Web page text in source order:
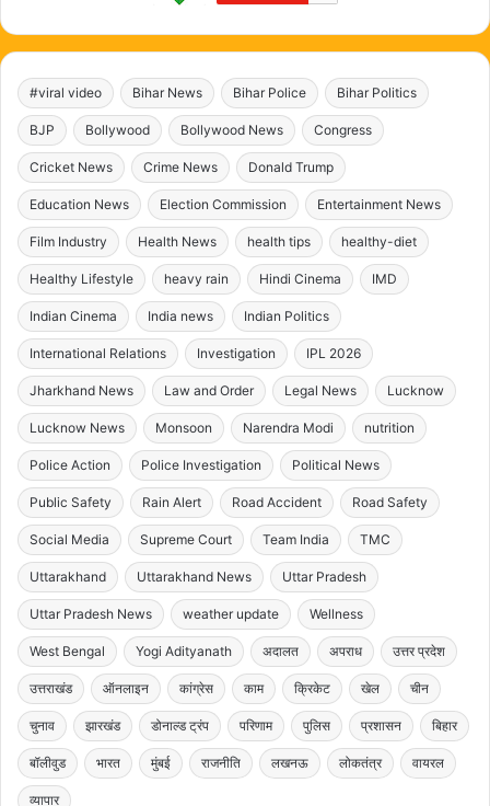
#viral video Bihar News Bihar Police Bihar Politics
BJP Bollywood Bollywood News Congress
Cricket News Crime News Donald Trump
Education News Election Commission Entertainment News
Film Industry Health News health tips healthy-diet
Healthy Lifestyle heavy rain Hindi Cinema IMD
Indian Cinema India news Indian Politics
International Relations Investigation IPL 2026
Jharkhand News Law and Order Legal News Lucknow
Lucknow News Monsoon Narendra Modi nutrition
Police Action Police Investigation Political News
Public Safety Rain Alert Road Accident Road Safety
Social Media Supreme Court Team India TMC
Uttarakhand Uttarakhand News Uttar Pradesh
Uttar Pradesh News weather update Wellness
West Bengal Yogi Adityanath अदालत अपराध उत्तर प्रदेश
उत्तराखंड ऑनलाइन कांग्रेस काम क्रिकेट खेल चीन
चुनाव झारखंड डोनाल्ड ट्रंप परिणाम पुलिस प्रशासन बिहार
बॉलीवुड भारत मुंबई राजनीति लखनऊ लोकतंत्र वायरल
व्यापार